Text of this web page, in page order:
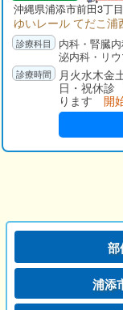
沖縄県浦添市前田3丁
ゆいレール てだこ浦
内科・腎臓
泌内科・リ
月火水木
日・祝休
ります 開
部
浦添